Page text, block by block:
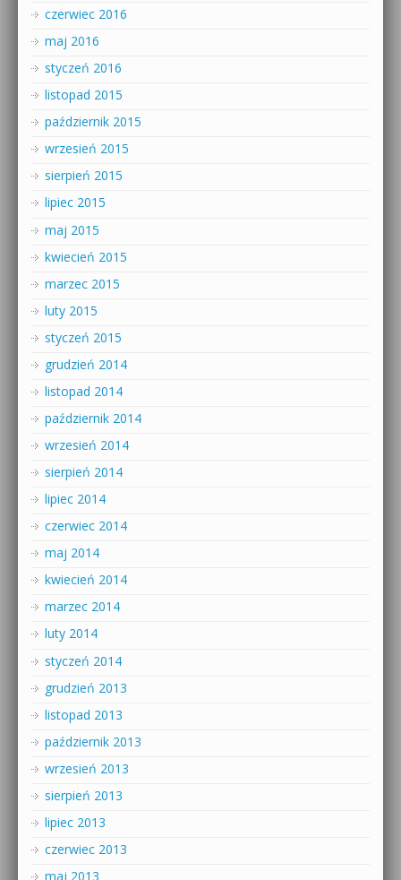
czerwiec 2016
maj 2016
styczeń 2016
listopad 2015
październik 2015
wrzesień 2015
sierpień 2015
lipiec 2015
maj 2015
kwiecień 2015
marzec 2015
luty 2015
styczeń 2015
grudzień 2014
listopad 2014
październik 2014
wrzesień 2014
sierpień 2014
lipiec 2014
czerwiec 2014
maj 2014
kwiecień 2014
marzec 2014
luty 2014
styczeń 2014
grudzień 2013
listopad 2013
październik 2013
wrzesień 2013
sierpień 2013
lipiec 2013
czerwiec 2013
maj 2013